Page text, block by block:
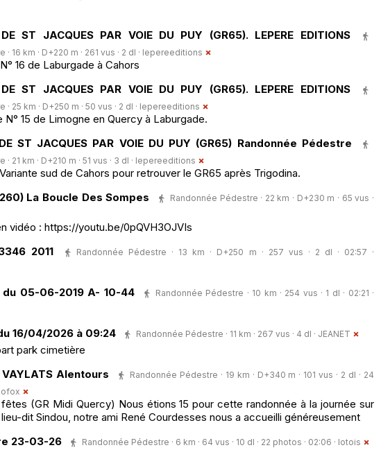
ST JACQUES PAR VOIE DU PUY (GR65). LEPERE EDITIONS
16 km · D+220 m · 261 vus · 2 dl · lepereeditions
16 de Laburgade à Cahors
ST JACQUES PAR VOIE DU PUY (GR65). LEPERE EDITIONS
25 km · D+250 m · 50 vus · 2 dl · lepereeditions
15 de Limogne en Quercy à Laburgade.
ST JACQUES PAR VOIE DU PUY (GR65) Randonnée Pédestre
21 km · D+210 m · 51 vus · 3 dl · lepereeditions
sud de Cahors pour retrouver le GR65 après Trigodina.
La Boucle Des Sompes
Randonnée Pédestre · 22 km · D+230 m · 65 vus ·
vidéo : https://youtu.be/0pQVH3OJVIs
2011
Randonnée Pédestre · 13 km · D+250 m · 257 vus · 2 dl · 02:57 ·
du 05-06-2019 A- 10-44
Randonnée Pédestre · 10 km · 254 vus · 1 dl · 02:21 ·
16/04/2026 à 09:24 Randonnée Pédestre · 11 km · 267 vus · 4 dl · JEANET
park cimetière
Alentours
Randonnée Pédestre · 19 km · D+340 m · 101 vus · 2 dl · 24
(GR Midi Quercy) Nous étions 15 pour cette randonnée à la journée sur
dit Sindou, notre ami René Courdesses nous a accueilli généreusement
23-03-26
Randonnée Pédestre · 6 km · 64 vus · 10 dl · 22 photos · 02:06 · lotois